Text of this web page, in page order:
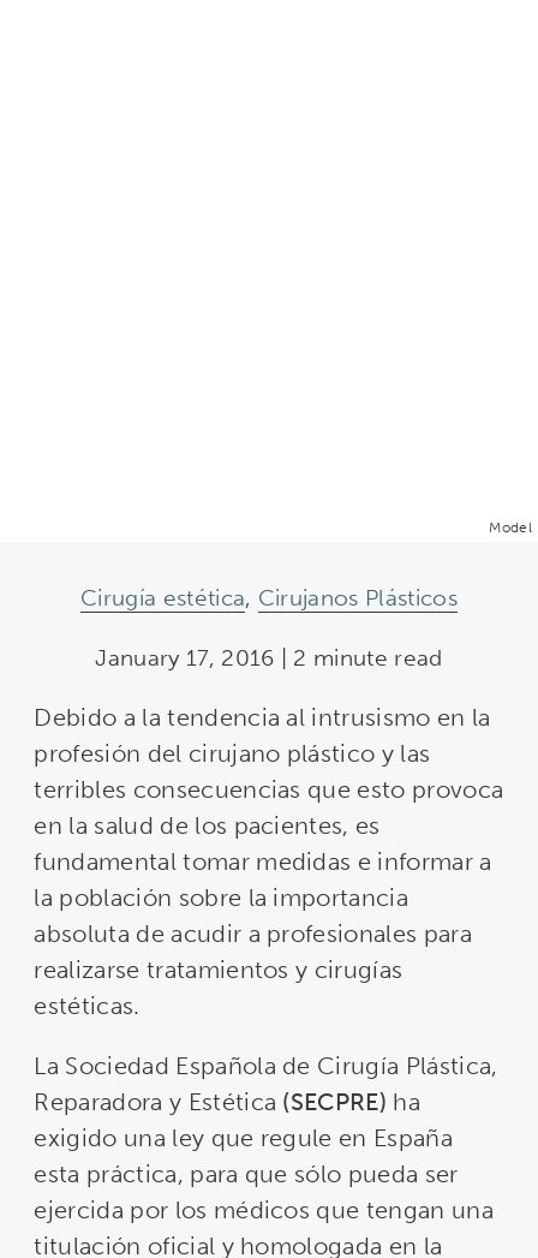
Model
Cirugía estética, Cirujanos Plásticos
January 17, 2016 | 2 minute read
Debido a la tendencia al intrusismo en la
profesión del cirujano plástico y las
terribles consecuencias que esto provoca
en la salud de los pacientes, es
fundamental tomar medidas e informar a
la población sobre la importancia
absoluta de acudir a profesionales para
realizarse tratamientos y cirugías
estéticas.
La Sociedad Española de Cirugía Plástica,
Reparadora y Estética (SECPRE) ha
exigido una ley que regule en España
esta práctica, para que sólo pueda ser
ejercida por los médicos que tengan una
titulación oficial y homologada en la